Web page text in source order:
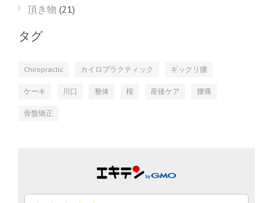
頂き物 (21)
タグ
Chiropractic カイロプラクティック ギックリ腰
ケーキ 川口 整体 桜 産後ケア 腰痛
骨盤矯正